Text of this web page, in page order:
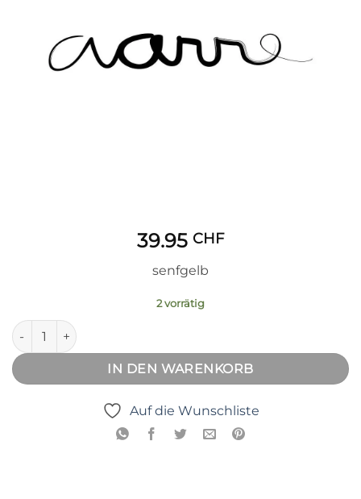
39.95 CHF
senfgelb
2 vorrätig
Bade-Poncho Menge
IN DEN WARENKORB
Auf die Wunschliste